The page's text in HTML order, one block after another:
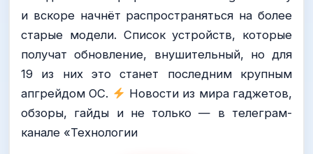
и вскоре начнёт распространяться на более
старые модели. Список устройств, которые
получат обновление, внушительный, но для
19 из них это станет последним крупным
апгрейдом ОС.
Новости из мира гаджетов,
обзоры, гайды и не только — в телеграм-
канале «Технологии